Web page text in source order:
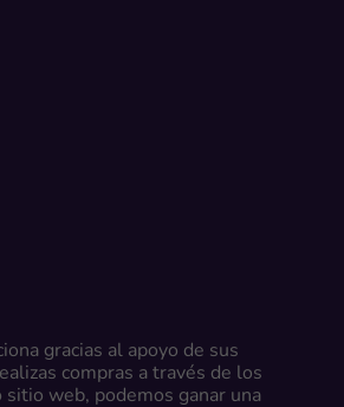
gracias al apoyo de sus
compras a través de los
sitio web, podemos ganar una